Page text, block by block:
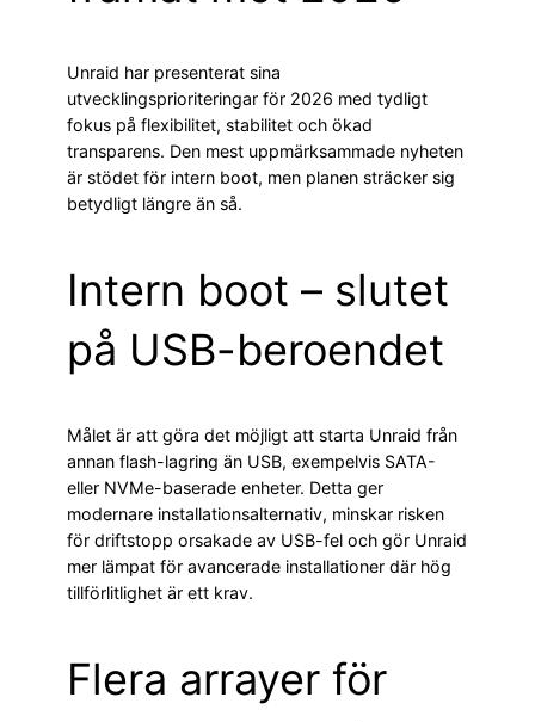
Unraid har presenterat sina
utvecklingsprioriteringar för 2026 med tydligt
fokus på flexibilitet, stabilitet och ökad
transparens. Den mest uppmärksammade nyheten
är stödet för intern boot, men planen sträcker sig
betydligt längre än så.
Intern boot – slutet
på USB-beroendet
Målet är att göra det möjligt att starta Unraid från
annan flash-lagring än USB, exempelvis SATA-
eller NVMe-baserade enheter. Detta ger
modernare installationsalternativ, minskar risken
för driftstopp orsakade av USB-fel och gör Unraid
mer lämpat för avancerade installationer där hög
tillförlitlighet är ett krav.
Flera arrayer för